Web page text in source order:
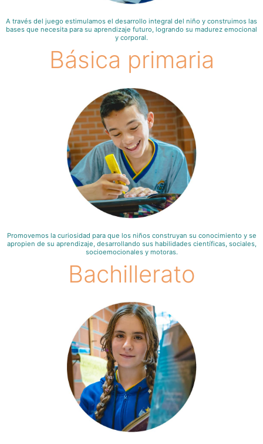
A través del juego estimulamos el desarrollo integral del niño y construimos las
bases que necesita para su aprendizaje futuro, logrando su madurez emocional
y corporal.
Básica primaria
Promovemos la curiosidad para que los niños construyan su conocimiento y se
apropien de su aprendizaje, desarrollando sus habilidades científicas, sociales,
socioemocionales y motoras.
Bachillerato